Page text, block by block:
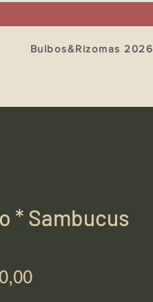
Bulbos&Rizomas 2026
* Sambucus
Precio